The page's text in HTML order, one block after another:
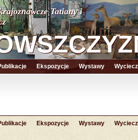
Tatiany i
Tatiany i
Ekspozycje Wystawy
Ekspozycje Wystawy